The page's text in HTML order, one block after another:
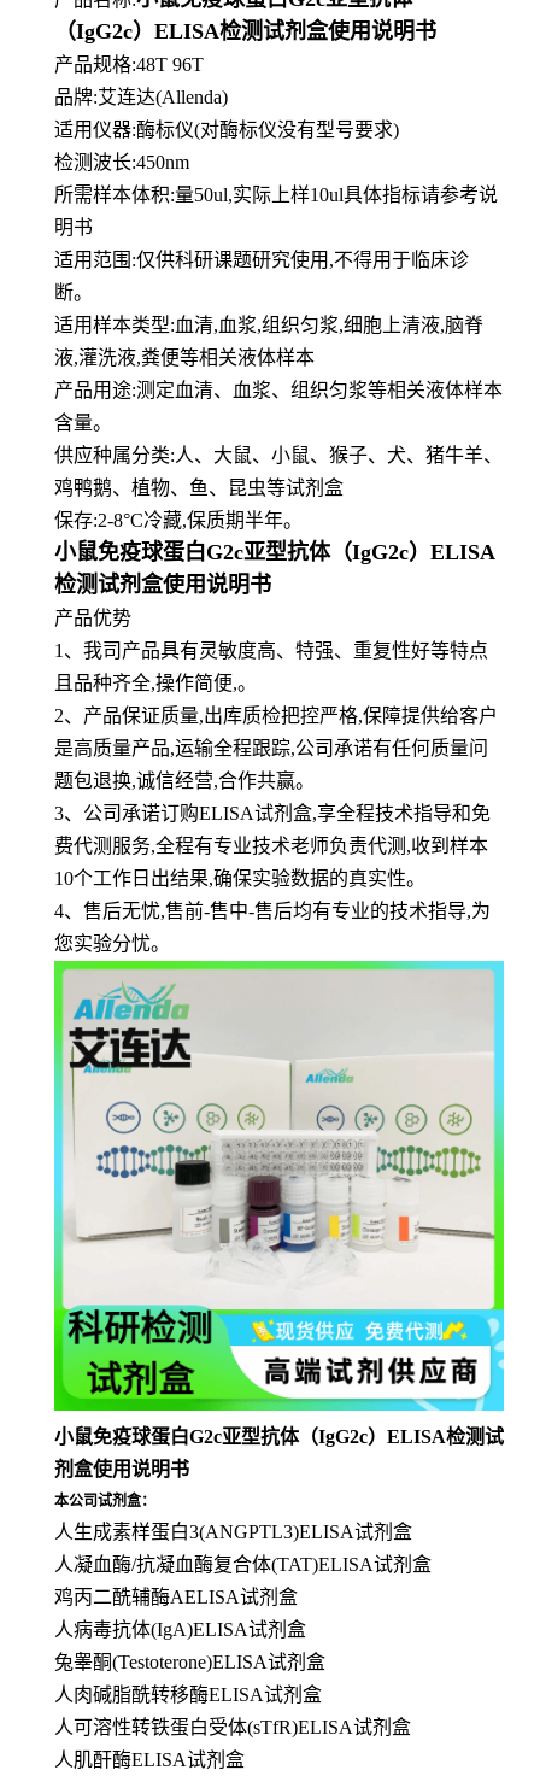
（IgG2c）ELISA检测试剂盒使用说明书
产品规格:48T 96T
品牌:艾连达(Allenda)
适用仪器:酶标仪(对酶标仪没有型号要求)
检测波长:450nm
所需样本体积:量50ul,实际上样10ul具体指标请参考说
明书
适用范围:仅供科研课题研究使用,不得用于临床诊
断。
适用样本类型:血清,血浆,组织匀浆,细胞上清液,脑脊
液,灌洗液,粪便等相关液体样本
产品用途:测定血清、血浆、组织匀浆等相关液体样本
含量。
供应种属分类:人、大鼠、小鼠、猴子、犬、猪牛羊、
鸡鸭鹅、植物、鱼、昆虫等试剂盒
保存:2-8°C冷藏,保质期半年。
小鼠免疫球蛋白G2c亚型抗体（IgG2c）ELISA
检测试剂盒使用说明书
产品优势
1 、 我司产品具有灵敏度高、特强、重复性好等特点
且品种齐全,操作简便,。
2、产品保证质量,出库质检把控严格,保障提供给客户
是高质量产品,运输全程跟踪,公司承诺有任何质量问
题包退换,诚信经营,合作共赢。
3、公司承诺订购ELISA试剂盒,享全程技术指导和免
费代测服务,全程有专业技术老师负责代测,收到样本
10个工作日出结果,确保实验数据的真实性。
4、售后无忧,售前-售中-售后均有专业的技术指导,为
您实验分忧。
小鼠免疫球蛋白G2c亚型抗体（IgG2c）ELISA检测试
剂盒使用说明书
本公司试剂盒：
人生成素样蛋白3(ANGPTL3)ELISA试剂盒
人凝血酶/抗凝血酶复合体(TAT)ELISA试剂盒
鸡丙二酰辅酶AELISA试剂盒
人病毒抗体(IgA)ELISA试剂盒
兔睾酮(Testoterone)ELISA试剂盒
人肉碱脂酰转移酶ELISA试剂盒
人可溶性转铁蛋白受体(sTfR)ELISA试剂盒
人肌酐酶ELISA试剂盒